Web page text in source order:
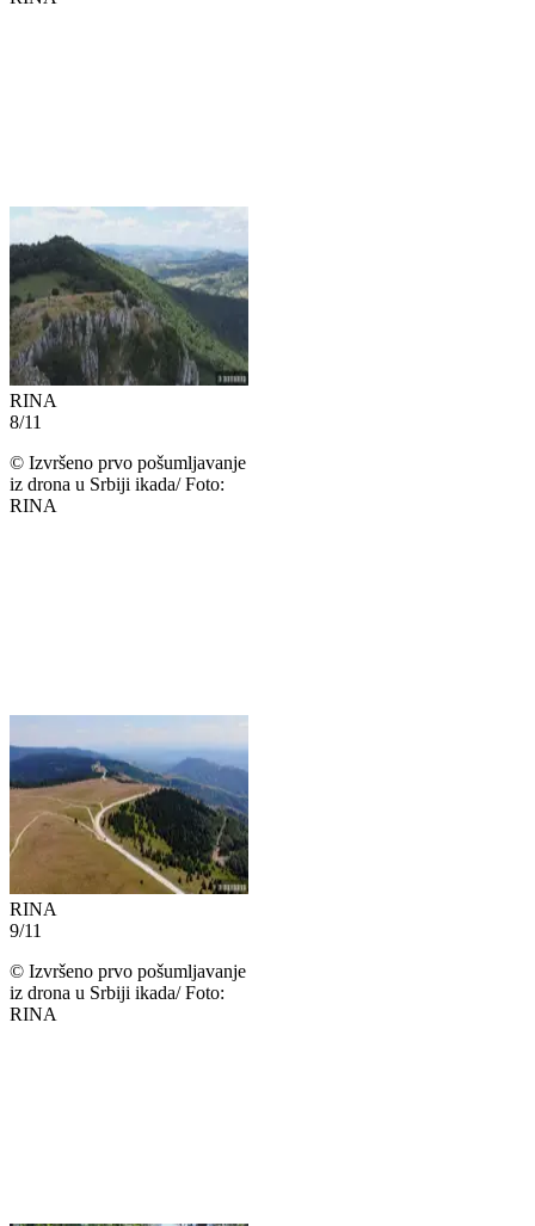
RINA
8/11
© Izvršeno prvo pošumljavanje
iz drona u Srbiji ikada/ Foto:
RINA
RINA
9/11
© Izvršeno prvo pošumljavanje
iz drona u Srbiji ikada/ Foto:
RINA